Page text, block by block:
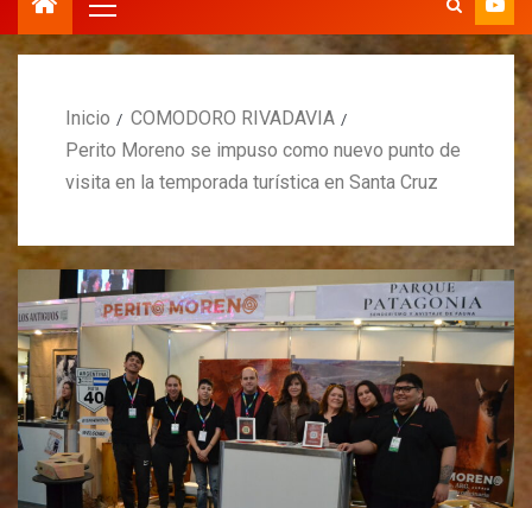
Inicio
COMODORO RIVADAVIA
Perito Moreno se impuso como nuevo punto de
visita en la temporada turística en Santa Cruz